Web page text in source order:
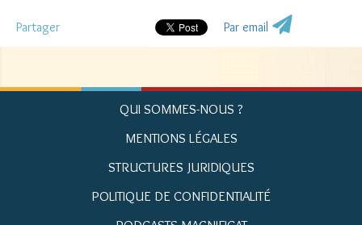
Partager Par email
QUI SOMMES-NOUS ?
MENTIONS LÉGALES
STRUCTURES JURIDIQUES
POLITIQUE DE CONFIDENTIALITÉ